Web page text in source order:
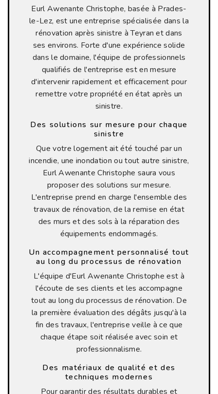
Eurl Awenante Christophe, basée à Prades-
le-Lez, est une entreprise spécialisée dans la
rénovation après sinistre à Teyran et dans
ses environs. Forte d'une expérience solide
dans le domaine, l'équipe de professionnels
qualifiés de l'entreprise est en mesure
d'intervenir rapidement et efficacement pour
remettre votre propriété en état après un
sinistre.
Des solutions sur mesure pour chaque
sinistre
Que votre logement ait été touché par un
incendie, une inondation ou tout autre sinistre,
Eurl Awenante Christophe saura vous
proposer des solutions sur mesure.
L'entreprise prend en charge l'ensemble des
travaux de rénovation, de la remise en état
des murs et des sols à la réparation des
équipements endommagés.
Un accompagnement personnalisé tout
au long du processus de rénovation
L'équipe d'Eurl Awenante Christophe est à
l'écoute de ses clients et les accompagne
tout au long du processus de rénovation. De
la première évaluation des dégâts jusqu'à la
fin des travaux, l'entreprise veille à ce que
chaque étape soit réalisée avec soin et
professionnalisme.
Des matériaux de qualité et des
techniques modernes
Pour garantir des résultats durables et